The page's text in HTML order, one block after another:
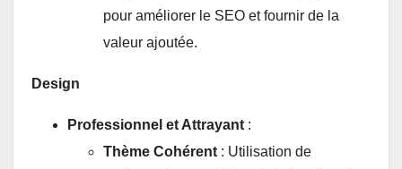
pour améliorer le SEO et fournir de la
valeur ajoutée.
Design
Professionnel et Attrayant :
Thème Cohérent : Utilisation de